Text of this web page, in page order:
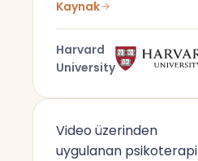
Kaynak
Harvard
University
Video üzerinden
uygulanan psikoterapi